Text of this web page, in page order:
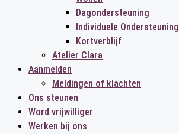
Dagondersteuning
Individuele Ondersteuning
Kortverblijf
Atelier Clara
Aanmelden
Meldingen of klachten
Ons steunen
Word vrijwilliger
Werken bij ons